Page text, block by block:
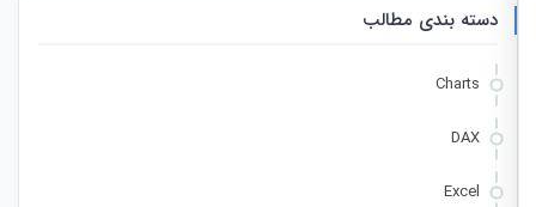
دسته بندی مطالب
Charts
DAX
Excel